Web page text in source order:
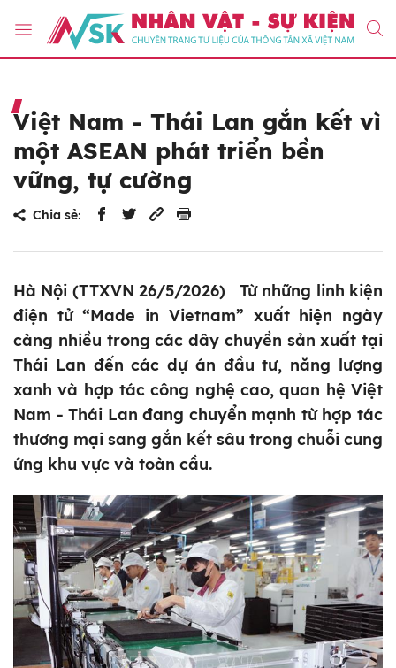
Việt Nam - Thái Lan gắn kết vì
một ASEAN phát triển bền
vững, tự cường
Chia sẻ:
Hà Nội (TTXVN 26/5/2026) Từ những linh kiện
điện tử “Made in Vietnam” xuất hiện ngày
càng nhiều trong các dây chuyền sản xuất tại
Thái Lan đến các dự án đầu tư, năng lượng
xanh và hợp tác công nghệ cao, quan hệ Việt
Nam - Thái Lan đang chuyển mạnh từ hợp tác
thương mại sang gắn kết sâu trong chuỗi cung
ứng khu vực và toàn cầu.